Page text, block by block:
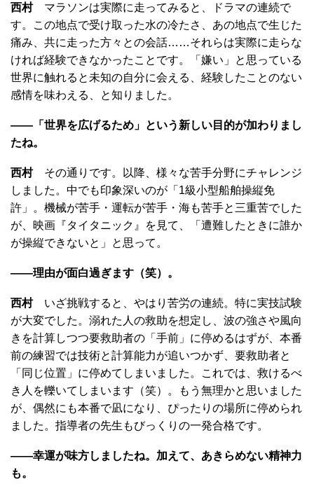
西村マラソンは実際に走ってみると、ドラマの連続で
す。この地点で受け取った水の冷たさ、あの地点で生じた
痛み、共に走った方々との会話……それらは実際に走らな
ければ経験できなかったことです。「嫌い」と思っている
世界に触れると未知の自分に会える、経験したことのない
感情を味わえる、と知りました。
――「世界を広げるため」という新しい目的が加わりまし
たね。
西村その通りです。以降、様々な苦手分野にチャレンジ
しました。中でも印象深いのが「1級小型船舶操縦免
許」。機械が苦手・運転が苦手・海も苦手と三重苦でした
が、映画『タイタニック』を見て、「遭難したときに誰か
が操縦できないと」と思って。
――理由が面白過ぎます（笑）。
西村いざ挑戦すると、やはり苦労の連続。特に実技試験
が大変でした。溺れた人の救助を想定し、波の強さや風向
きを計算しつつ要救助者の「手前」に停めるはずが、本番
前の練習では技術と計算能力が追いつかず、要救助者と
「同じ位置」に停めてしまいました。これでは、救けるべ
き人を轢いてしまいます（笑）。もう無理かと思いました
が、偶然にも本番で凪になり、ぴったりの場所に停められ
ました。指導者の先生もびっくりの一発合格です。
――幸運が味方しましたね。加えて、あきらめない精神力
も。